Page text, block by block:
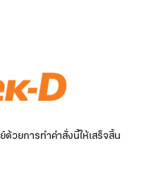
วยการทำคำสั่งนี้ให้เสร็จสิ้น